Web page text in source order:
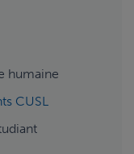
humaine
CUSL